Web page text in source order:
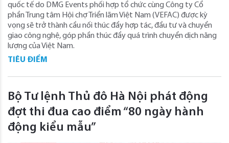
quốc tế do DMG Events phối hợp tổ chức cùng Công ty Cổ
phần Trung tâm Hội chợ Triển lãm Việt Nam (VEFAC) được kỳ
vọng sẽ trở thành cầu nối thúc đẩy hợp tác, đầu tư và chuyển
giao công nghệ, góp phần thúc đẩy quá trình chuyển dịch năng
lượng của Việt Nam.
TIÊU ĐIỂM
Bộ Tư lệnh Thủ đô Hà Nội phát động
đợt thi đua cao điểm “80 ngày hành
động kiểu mẫu”